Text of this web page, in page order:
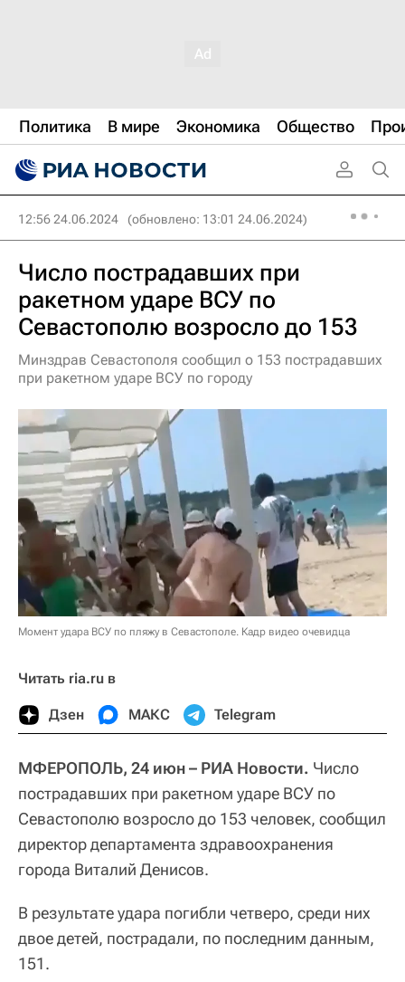
Политика В мире Экономика Общество
12:56 24.06.2024 (обновлено: 13:01 24.06.2024)
Число пострадавших при
ракетном ударе ВСУ по
Севастополю возросло до 153
Минздрав Севастополя сообщил о 153 пострадавших
при ракетном ударе ВСУ по городу
Момент удара ВСУ по пляжу в Севастополе. Кадр видео очевидца
Читать ria.ru в
Дзен МАКС Telegram
МФЕРОПОЛЬ, 24 июн – РИА Новости. Число
пострадавших при ракетном ударе ВСУ по
Севастополю возросло до 153 человек, сообщил
директор департамента здравоохранения
города Виталий Денисов.
В результате удара погибли четверо, среди них
двое детей, пострадали, по последним данным,
151.